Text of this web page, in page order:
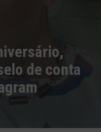
de conta